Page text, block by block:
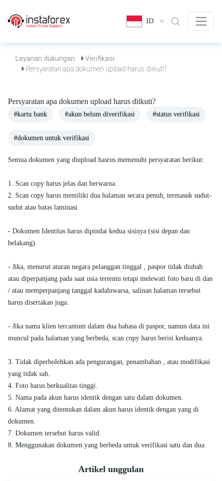
ID
Layanan dukungan
Verifikasi
Persyaratan apa dokumen upload harus diikuti?
Persyaratan apa dokumen upload harus diikuti?
#kartu bank #akun belum diverifikasi #status verifikasi
#dokumen untuk verifikasi
Semua dokumen yang diupload hasrus memenuhi persyaratan berikut:
1. Scan copy harus jelas dan berwarna.
2. Scan copy harus memiliki dua halaman secara penuh, termasuk sudut-
sudut atau batas laminasi.
- Dokumen Identitas harus dipindai kedua sisinya (sisi depan dan
belakang).
- Jika, menurut aturan negara pelanggan tinggal , paspor tidak diubah
atau diperpanjang pada saat usia tertentu tetapi melewati foto baru di dan
/ atau memperpanjang tanggal kadaluwarsa, salinan halaman tersebut
harus disertakan juga.
- Jika nama klien tercantum dalam dua bahasa di paspor, namun data ini
muncul pada halaman yang berbeda, scan copy harus berisi keduanya.
3. Tidak diperbolehkan ada pengurangan, penambahan , atau modifikasi
yang tidak sah.
4. Foto harus berkualitas tinggi.
5. Nama pada akun harus identik dengan satu dalam dokumen.
6. Alamat yang ditentukan dalam akun harus identik dengan yang di
dokumen.
7. Dokumen tersebut harus valid.
8. Menggunakan dokumen yang berbeda untuk verifikasi satu dan dua.
Artikel unggulan